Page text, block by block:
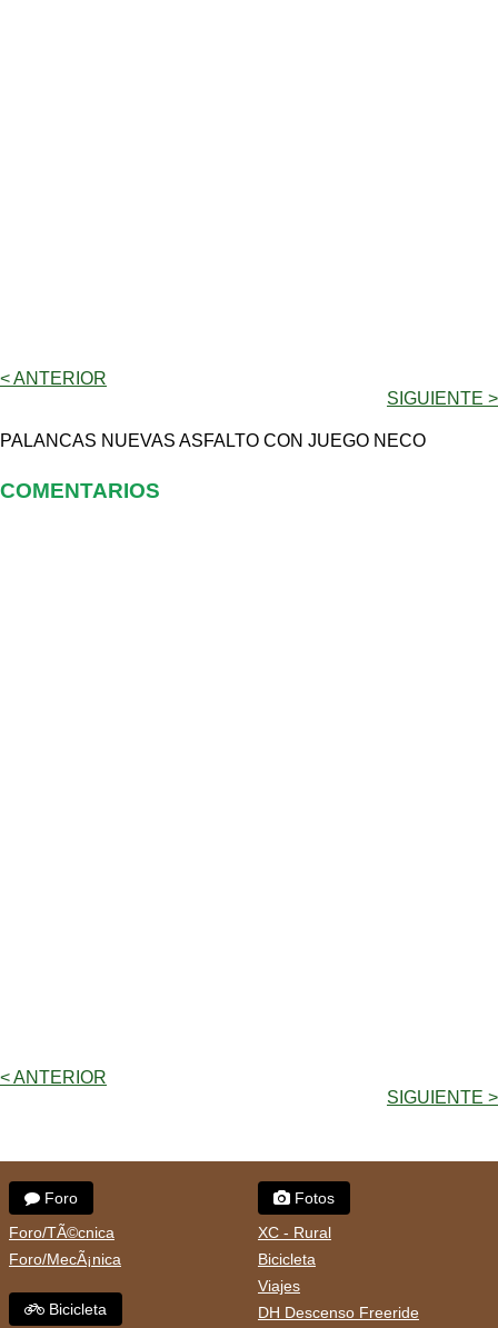
< ANTERIOR
SIGUIENTE >
PALANCAS NUEVAS ASFALTO CON JUEGO NECO
COMENTARIOS
< ANTERIOR
SIGUIENTE >
Foro
Foro/TÃ©cnica
Foro/MecÃ¡nica
Bicicleta
Fotos
XC - Rural
Bicicleta
Viajes
DH Descenso Freeride